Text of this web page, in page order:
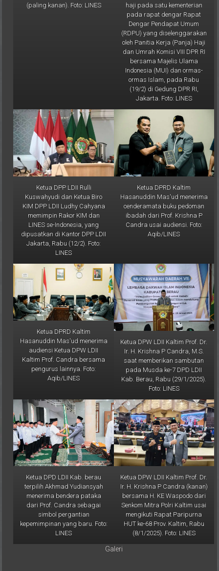
pada rapat dengar Rapat
Dengar Pendapat Umum
(RDPU) yang diselenggarakan
oleh Panitia Kerja (Panja) Haji
dan Umrah Komisi VIII DPR RI
bersama Majelis Ulama
Indonesia (MUI) dan ormas-
ormas Islam, pada Rabu
(19/2) di Gedung DPR RI,
Jakarta. Foto: LINES
Ketua DPP LDII Rulli
Kuswahyudi dan Ketua Biro
KIM DPP LDII Ludhy Cahyana
memimpin Rakor KIM dan
LINES se-Indonesia, yang
dipusatkan di Kantor DPP LDII
Jakarta, Rabu (12/2). Foto:
LINES
Ketua DPRD Kaltim
Hasanuddin Mas'ud menerima
cenderamata buku pedoman
ibadah dari Prof. Krishna P
Candra usai audiensi. Foto:
Aqib/LINES
Ketua DPRD Kaltim
Hasanuddin Mas'ud menerima
audiensi Ketua DPW LDII
Kaltim Prof. Candra bersama
pengurus lainnya. Foto:
Aqib/LINES
Ketua DPW LDII Kaltim Prof. Dr.
Ir. H. Krishna P Candra, M.S.
saat memberikan sambutan
pada Musda ke-7 DPD LDII
Kab. Berau, Rabu (29/1/2025).
Foto: LINES
Ketua DPD LDII Kab. berau
terpilih Akhmad Yudiansyah
menerima bendera pataka
dari Prof. Candra sebagai
simbol pergantian
kepemimpinan yang baru. Foto:
LINES
Ketua DPW LDII Kaltim Prof. Dr.
Ir. H. Krishna P Candra (kanan)
bersama H. KE Waspodo dari
Senkom Mitra Polri Kaltim usai
mengikuti Rapat Paripurna
HUT ke-68 Prov. Kaltim, Rabu
(8/1/2025). Foto: LINES